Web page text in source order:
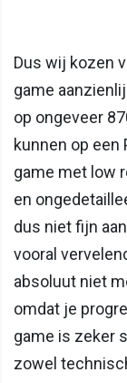
Dus wij kozen
game
op ongeveer
kunnen op een
game met low
en
dus niet fijn
vooral
absoluut niet
omdat je
game is zeker
zowel